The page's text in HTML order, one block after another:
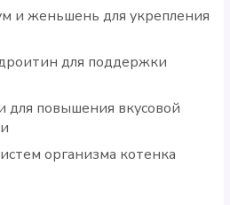
и женьшень для укрепления
для поддержки
для повышения вкусовой
организма котенка